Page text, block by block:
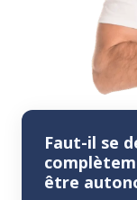
Faut-il se
être